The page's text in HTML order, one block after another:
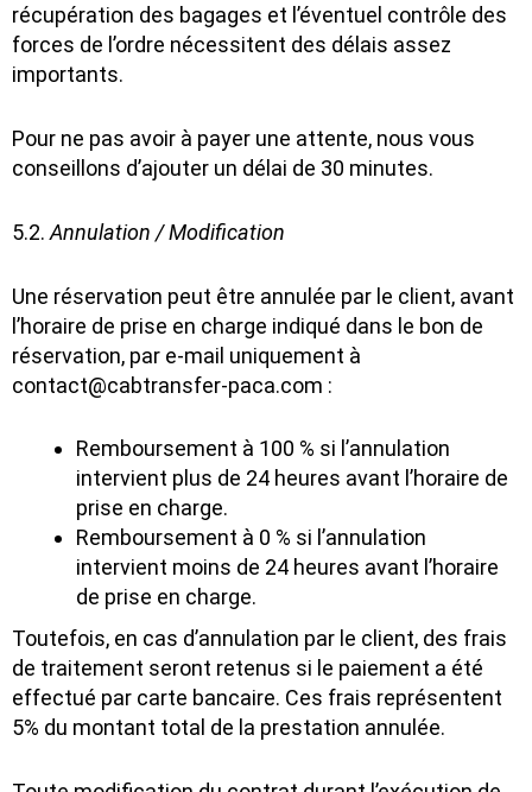
récupération des bagages et l’éventuel contrôle des
forces de l’ordre nécessitent des délais assez
importants.
Pour ne pas avoir à payer une attente, nous vous
conseillons d’ajouter un délai de 30 minutes.
5.2. Annulation / Modification
Une réservation peut être annulée par le client, avant
l’horaire de prise en charge indiqué dans le bon de
réservation, par e-mail uniquement à
contact@cabtransfer-paca.com :
Remboursement à 100 % si l’annulation
intervient plus de 24 heures avant l’horaire de
prise en charge.
Remboursement à 0 % si l’annulation
intervient moins de 24 heures avant l’horaire
de prise en charge.
Toutefois, en cas d’annulation par le client, des frais
de traitement seront retenus si le paiement a été
effectué par carte bancaire. Ces frais représentent
5% du montant total de la prestation annulée.